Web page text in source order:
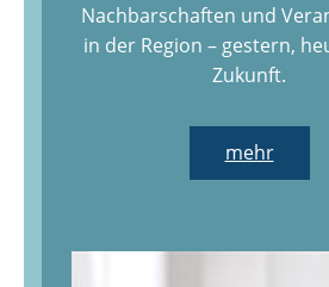
Nachbarschaften und
in der Region – gestern,
Zukunft.
mehr